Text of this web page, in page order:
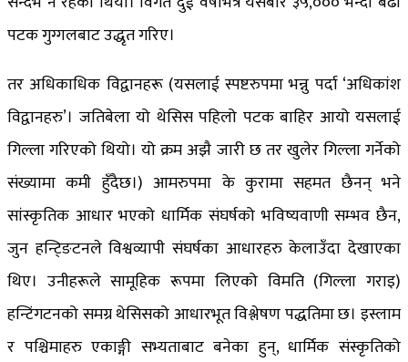
पटक गुग्गलबाट उद्धृत गरिए।
तर अधिकाधिक विद्वानहरू (यसलाई स्पष्टरुपमा भन्नु पर्दा ‘अधिकांश
विद्वानहरु’। जतिबेला यो थेसिस पहिलो पटक बाहिर आयो यसलाई
गिल्ला गरिएको थियो। यो क्रम अझै जारी छ तर खुलेर गिल्ला गर्नेको
संख्यामा कमी हुँदैछ।) आमरुपमा के कुरामा सहमत छैनन् भने
सांस्कृतिक आधार भएको धार्मिक संघर्षको भविष्यवाणी सम्भव छैन,
जुन हन्टि्ङटनले विश्वव्यापी संघर्षका आधारहरु केलाउँदा देखाएका
थिए। उनीहरूले सामूहिक रूपमा लिएको विमति (गिल्ला गराइ)
हन्टिंगटनको समग्र थेसिसको आधारभूत विश्लेषण पद्धतिमा छ। इस्लाम
र पश्चिमाहरु एकाङ्गी सभ्यताबाट बनेका हुन्, धार्मिक संस्कृतिको